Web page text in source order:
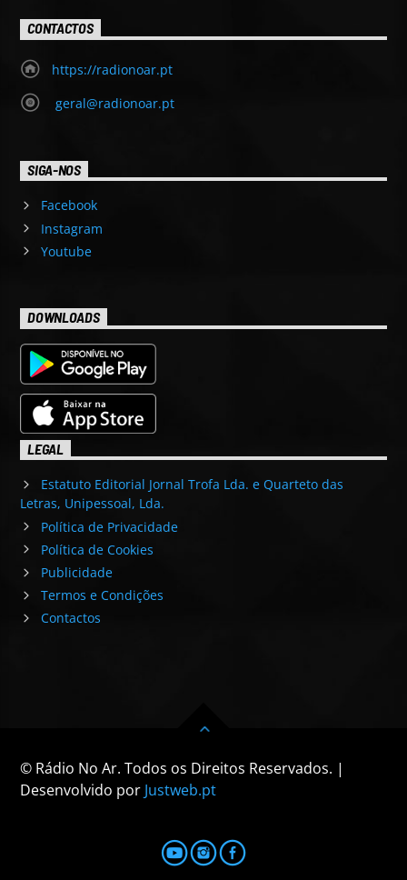
CONTACTOS
https://radionoar.pt
geral@radionoar.pt
SIGA-NOS
Facebook
Instagram
Youtube
DOWNLOADS
LEGAL
Estatuto Editorial Jornal Trofa Lda. e Quarteto das
Letras, Unipessoal, Lda.
Política de Privacidade
Política de Cookies
Publicidade
Termos e Condições
Contactos
© Rádio No Ar. Todos os Direitos Reservados. |
Desenvolvido por Justweb.pt